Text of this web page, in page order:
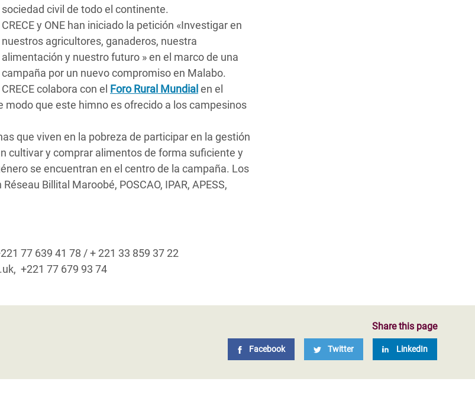
sociedad civil de todo el continente.
CRECE y ONE han iniciado la petición «Investigar en
nuestros agricultores, ganaderos, nuestra
alimentación y nuestro futuro » en el marco de una
campaña por un nuevo compromiso en Malabo.
CRECE colabora con el Foro Rural Mundial en el
que este himno es ofrecido a los campesinos
que viven en la pobreza de participar en la gestión
cultivar y comprar alimentos de forma suficiente y
se encuentran en el centro de la campaña. Los
Billital Maroobé, POSCAO, IPAR, APESS,
77 639 41 78 / + 221 33 859 37 22
+221 77 679 93 74
Share this page
Facebook Twitter LinkedIn